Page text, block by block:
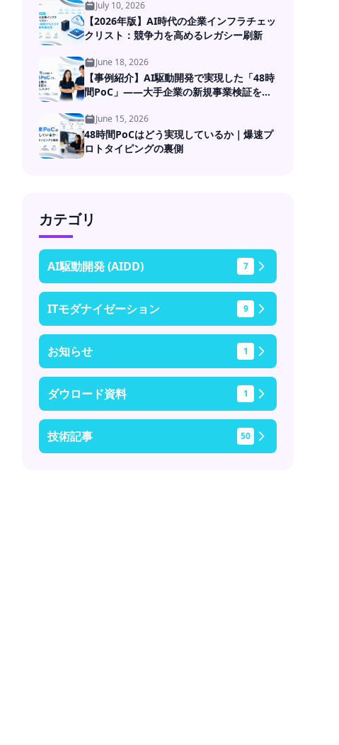
July 10, 2026
【2026年版】AI時代の企業インフラチェッ
クリスト：競争力を高めるレガシー刷新
June 18, 2026
【事例紹介】AI駆動開発で実現した「48時
間PoC」――大手企業の新規事業検証を高
June 15, 2026
48時間PoCはどう実現しているか｜爆速プ
ロトタイピングの裏側
カテゴリ
AI駆動開発 (AIDD) 7
ITモダナイゼーション 9
お知らせ 1
ダウロード資料 1
技術記事 50